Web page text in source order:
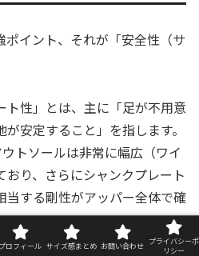
ポイント、それが「安全性（サ
ト性」とは、主に「足が不用意
安定すること」を指します。
トソールは非常に幅広（ワイ
おり、さらにシャンクプレート
当する剛性がアッパー全体で確
プロフィール サイズ感まとめ お問い合わせ プライバシーポ
リシー